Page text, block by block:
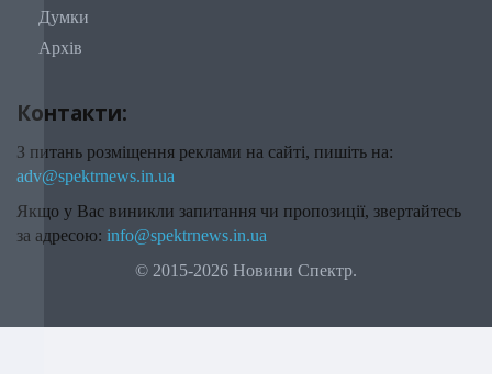
Думки
Архів
Контакти:
З питань розміщення реклами на сайті, пишіть на:
adv@spektrnews.in.ua
Якщо у Вас виникли запитання чи пропозиції, звертайтесь
за адресою: info@spektrnews.in.ua
© 2015-2026 Новини Спектр.